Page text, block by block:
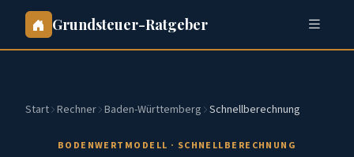
Grundsteuer-Ratgeber
Start Rechner Baden-Württemberg Schnellberechnung
BODENWERTMODELL · SCHNELLBERECHNUNG